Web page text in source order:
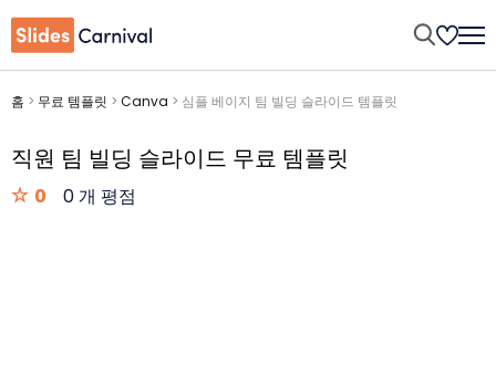
홈 > 무료 템플릿 > Canva > 심플 베이지 팀 빌딩 슬라이드 템플릿
직원 팀 빌딩 슬라이드 무료 템플릿
0 0 개 평점